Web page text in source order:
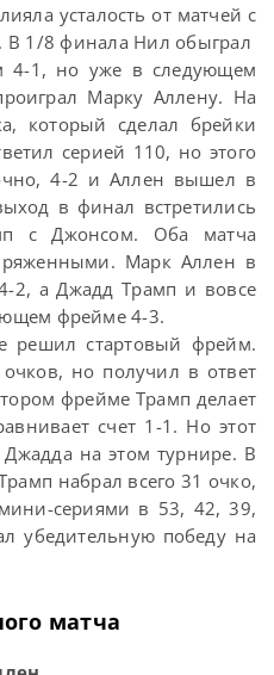
усталость от матчей с
1/8 финала Нил обыграл
4-1, но уже в следующем
Марку Аллену. На
который сделал брейки
серией 110, но этого
4-2 и Аллен вышел в
в финал встретились
с Джонсом. Оба матча
Марк Аллен в
2, а Джадд Трамп и вовсе
фрейме 4-3.
решил стартовый фрейм.
но получил в ответ
фрейме Трамп делает
счет 1-1. Но этот
на этом турнире. В
набрал всего 31 очко,
сериями в 53, 42, 39,
убедительную победу на
матча